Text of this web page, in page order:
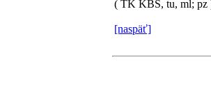
( TK KBS, tu, ml; pz
[naspäť]